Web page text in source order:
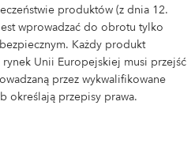
produktów (z dnia 12.
wprowadzać do obrotu tylko
Każdy produkt
rynek Unii Europejskiej musi przejść
przez wykwalifikowane
określają przepisy prawa.